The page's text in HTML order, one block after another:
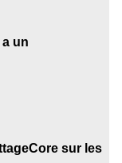
un
sur les